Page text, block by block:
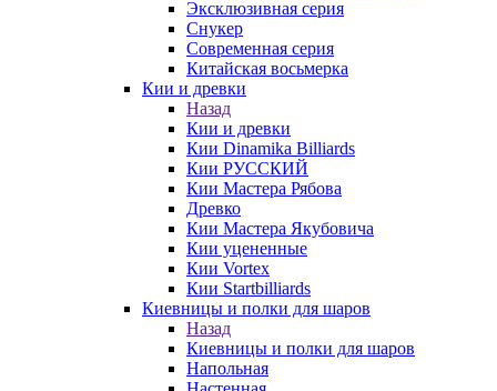
Эксклюзивная серия
Снукер
Современная серия
Китайская восьмерка
Кии и древки
Назад
Кии и древки
Кии Dinamika Billiards
Кии РУССКИЙ
Кии Мастера Рябова
Древко
Кии Мастера Якубовича
Кии уцененные
Кии Vortex
Кии Startbilliards
Киевницы и полки для шаров
Назад
Киевницы и полки для шаров
Напольная